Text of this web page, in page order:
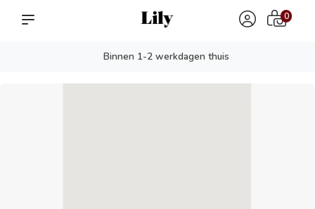
Binnen 1-2 werkdagen thuis
0